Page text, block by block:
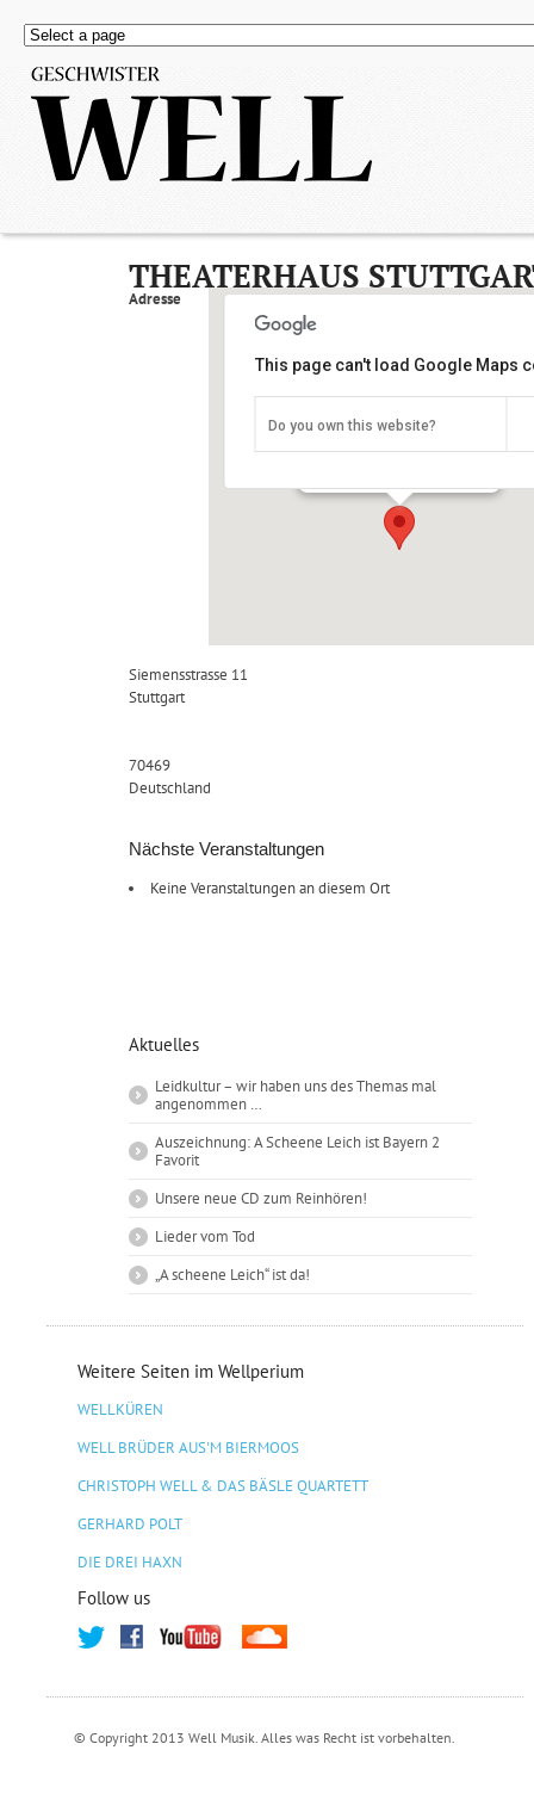
THEATERHAUS
Theaterhaus Stuttgart
This page can't load Google Maps
Do you own this website?
Adresse
Siemensstrasse 11
Stuttgart
70469
Deutschland
Nächste Veranstaltungen
Keine Veranstaltungen an diesem Ort
Aktuelles
Leidkultur – wir haben uns des Themas mal
angenommen …
Auszeichnung: A Scheene Leich ist Bayern 2
Favorit
Unsere neue CD zum Reinhören!
Lieder vom Tod
„A scheene Leich“ ist da!
Weitere Seiten im Wellperium
WELLKÜREN
WELL BRÜDER AUS'M BIERMOOS
CHRISTOPH WELL & DAS BÄSLE QUARTETT
GERHARD POLT
DIE DREI HAXN
Follow us
© Copyright 2013 Well Musik. Alles was Recht ist vorbehalten.